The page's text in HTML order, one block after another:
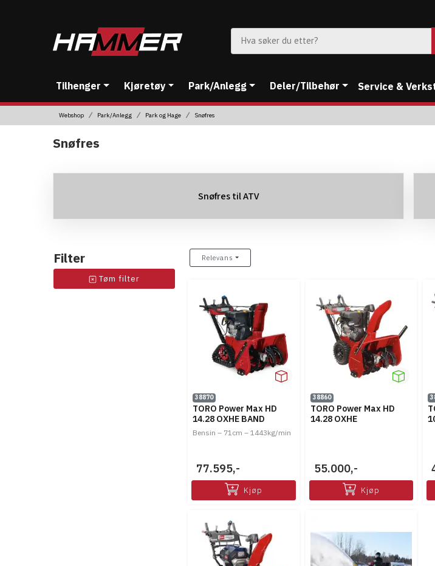
Tilhenger Kjøretøy Park/Anlegg Deler/Tilbehør Service &
Webshop Park/Anlegg Park og Hage Snøfres
Snøfres
Snøfres til ATV
Filter
Tøm filter
Relevans
38870
TORO Power Max HD
14.28 OXHE BAND
Bensin – 71cm – 1443kg/min
77.595,-
Kjøp
38860
TORO Power Max HD
14.28 OXHE
55.000,-
Kjøp